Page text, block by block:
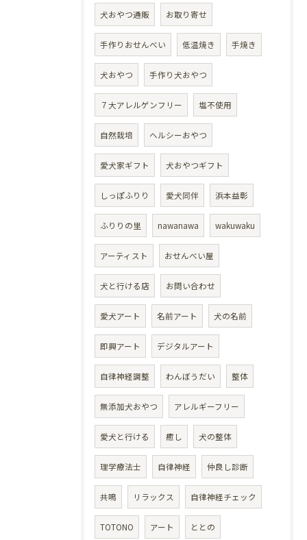
犬おやつ通販 お取り寄せ
手作りおせんべい 低温焼き 手焼き
犬おやつ 手作り犬おやつ
７大アレルゲンフリー 塩不使用
自然栽培 ヘルシーおやつ
愛犬家ギフト 犬おやつギフト
しっぽふりり 愛犬同伴 浜本益彰
ふりりの里 nawanawa wakuwaku
アーティスト おせんべい屋
犬と行ける店 お問い合わせ
愛犬アート 名前アート 犬の名前
即興アート デジタルアート
自律神経調整 わんぼうだい 整体
無添加犬おやつ アレルギーフリー
愛犬と行ける 癒し 犬の整体
理学療法士 自律神経 仲良し診断
共鳴 リラックス 自律神経チェック
TOTONO アート ととの